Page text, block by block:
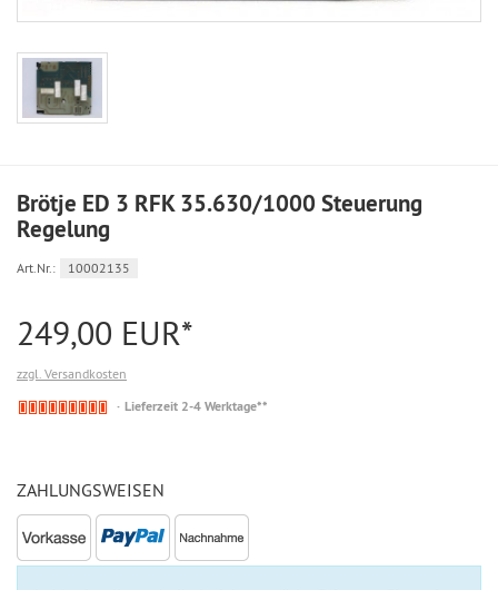
Brötje ED 3 RFK 35.630/1000 Steuerung
Regelung
Art.Nr.: 10002135
249,00 EUR*
zzgl. Versandkosten
Nicht
Lieferzeit 2-4 Werktage**
ZAHLUNGSWEISEN